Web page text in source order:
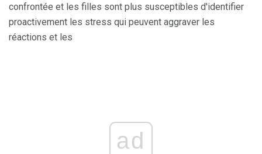
confrontée et les filles sont plus susceptibles d'identifier
proactivement les stress qui peuvent aggraver les
réactions et les
ad